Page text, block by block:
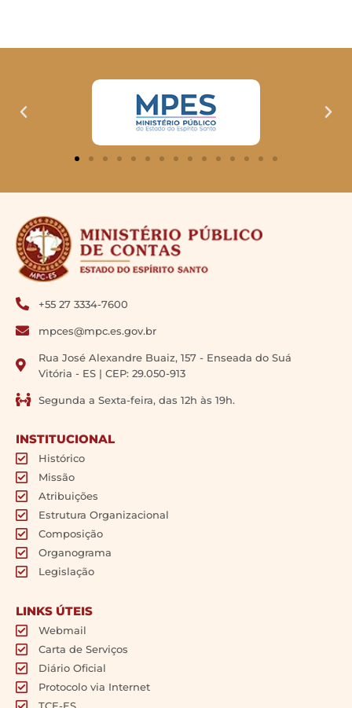
+55 27 3334-7600
mpces@mpc.es.gov.br
Rua José Alexandre Buaiz, 157 - Enseada do Suá
Vitória - ES | CEP: 29.050-913
Segunda a Sexta-feira, das 12h às 19h.
INSTITUCIONAL
Histórico
Missão
Atribuições
Estrutura Organizacional
Composição
Organograma
Legislação
LINKS ÚTEIS
Webmail
Carta de Serviços
Diário Oficial
Protocolo via Internet
TCE-ES